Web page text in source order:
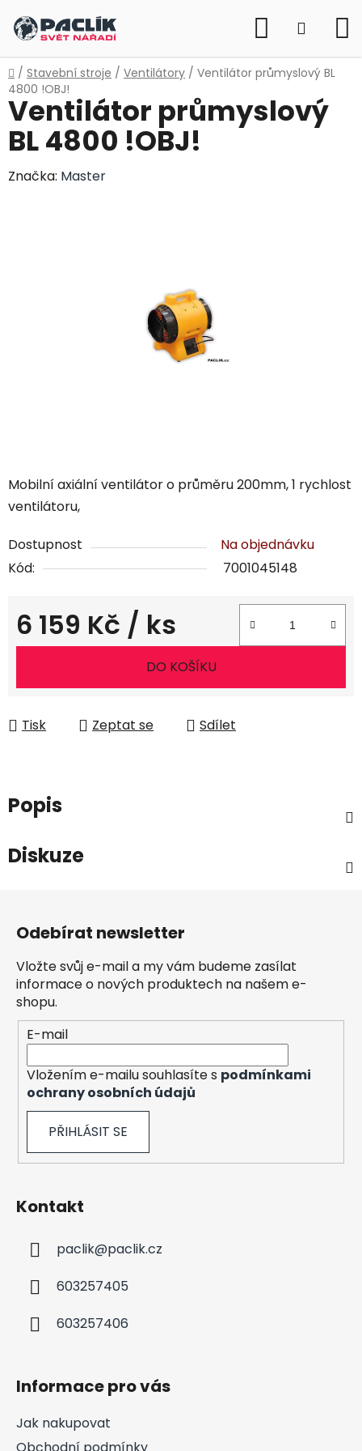
na
obsah
Hledat
KOŠÍK
Domů
/ Stavební stroje / Ventilátory / Ventilátor průmyslový BL
4800 !OBJ!
Mobilní axiální ventilátor o průměru 200mm, 1 rychlost
ventilátoru,
Dostupnost
Na objednávku
Kód:
7001045148
6 159 Kč / ks
Měrná cena:
DO KOŠÍKU
Tisk Zeptat se Sdílet
Ventilátor průmyslový
BL 4800 !OBJ!
Značka: Master
Popis
Diskuze
Odebírat newsletter
Vložte svůj e-mail a my vám budeme zasílat
informace o nových produktech na našem e-
shopu.
E-mail
Vložením e-mailu souhlasíte s podmínkami
ochrany osobních údajů
PŘIHLÁSIT SE
Kontakt
paclik@paclik.cz
603257405
603257406
Informace pro vás
Jak nakupovat